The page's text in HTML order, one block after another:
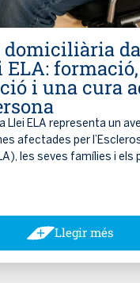
domiciliària
ELA: formació,
i una cura
Llei ELA representa un
afectades per
les seves famílies i els
Llegir més